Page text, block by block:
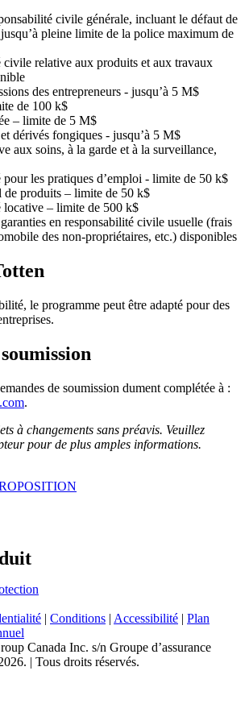
civile générale, incluant le défaut de
pleine limite de la police maximum de
civile relative aux produits et aux travaux
des entrepreneurs - jusqu’à 5 M$
de 100 k$
– limite de 5 M$
dérivés fongiques - jusqu’à 5 M$
aux soins, à la garde et à la surveillance,
pour les pratiques d’emploi - limite de 50 k$
de produits – limite de 50 k$
locative – limite de 500 k$
en responsabilité civile usuelle (frais
des non-propriétaires, etc.) disponibles
le programme peut être adapté pour des
de soumission dument complétée à :
.
à changements sans préavis. Veuillez
pour de plus amples informations.
| Conditions | Accessibilité | Plan
Canada Inc. s/n Groupe d’assurance
| Tous droits réservés.